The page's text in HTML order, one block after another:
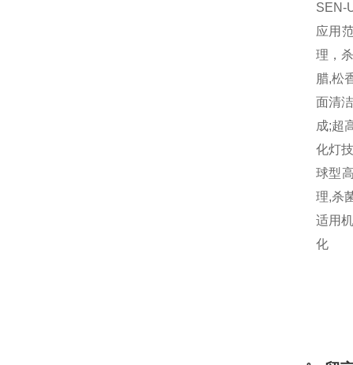
SEN-
应用
理，
腊,松
面清
成;超
化灯
球型
理,杀
适用
化